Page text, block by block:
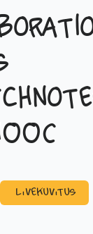
Livekuvitus